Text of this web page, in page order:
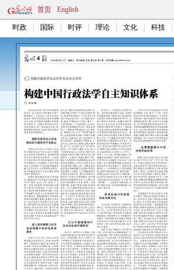
首页 English
时政 国际 时评 理论 文化 科技